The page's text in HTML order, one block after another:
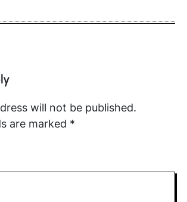
will not be published.
are marked *